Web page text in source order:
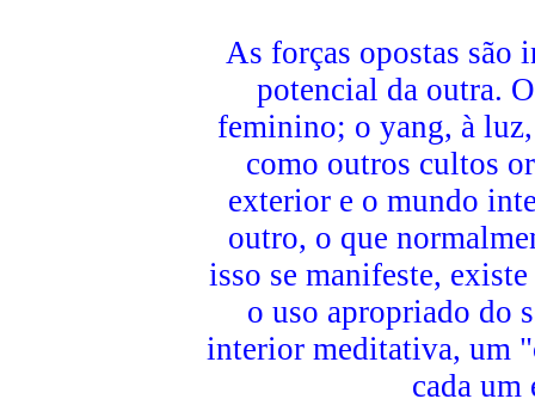
As forças opostas são
potencial da outra.
feminino; o yang, à
como outros cultos
exterior e o mundo
outro, o que
isso se manifeste,
o uso apropriado do
interior meditativa, um
cada um